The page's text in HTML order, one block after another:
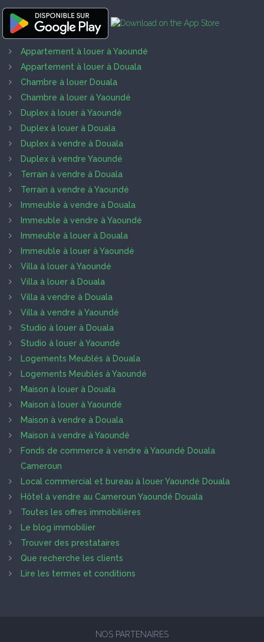
Appartement à louer à Yaoundé
Appartement à louer à Douala
Chambre à louer Douala
Chambre à louer à Yaoundé
Duplex à louer à Yaoundé
Duplex à louer à Douala
Duplex à vendre à Douala
Duplex à vendre Yaoundé
Terrain à vendre à Douala
Terrain à vendre à Yaoundé
Immeuble à vendre à Douala
Immeuble à vendre à Yaoundé
Immeuble à louer à Douala
Immeuble à louer à Yaoundé
Villa à louer à Yaoundé
Villa à louer à Douala
Villa à vendre à Douala
Villa à vendre à Yaoundé
Studio à louer à Douala
Studio à louer à Yaoundé
Logements Meublés à Douala
Logements Meublés à Yaoundé
Maison à louer à Douala
Maison à louer à Yaoundé
Maison à vendre à Douala
Maison à vendre à Yaoundé
Fonds de commerce à vendre à Yaoundé Douala
Cameroun
Local commercial et bureau à louer Yaoundé Douala
Hôtel à vendre au Cameroun Yaoundé Douala
Toutes les offres immobilières
Le blog immobilier
Trouver des prestataires
Que recherche les clients
Lire les termes et conditions
NOS PARTENAIRES